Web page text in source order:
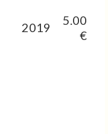
2019
5.00
€